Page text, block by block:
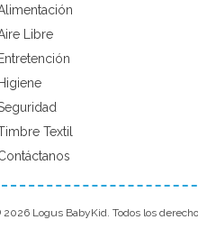
Libre
Entretención
Higiene
Textil
Logus BabyKid. Todos los